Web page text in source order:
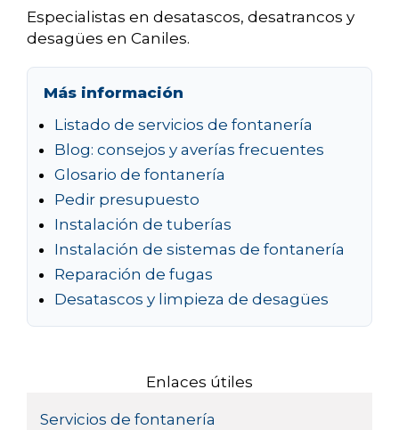
Especialistas en desatascos, desatrancos y
desagües en Caniles.
Más información
Listado de servicios de fontanería
Blog: consejos y averías frecuentes
Glosario de fontanería
Pedir presupuesto
Instalación de tuberías
Instalación de sistemas de fontanería
Reparación de fugas
Desatascos y limpieza de desagües
Enlaces útiles
Servicios de fontanería